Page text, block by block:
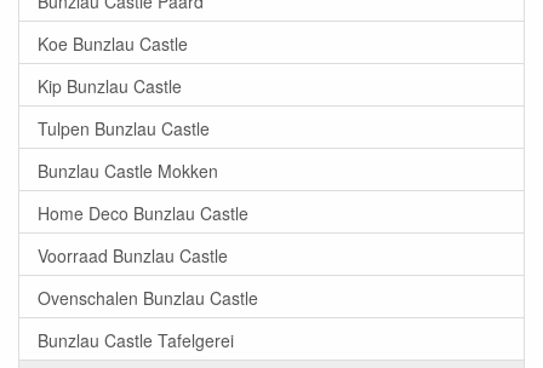
Koe Bunzlau Castle
Kip Bunzlau Castle
Tulpen Bunzlau Castle
Bunzlau Castle Mokken
Home Deco Bunzlau Castle
Voorraad Bunzlau Castle
Ovenschalen Bunzlau Castle
Bunzlau Castle Tafelgerei